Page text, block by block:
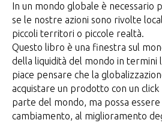
In un mondo globale è necessario
se le nostre azioni sono rivolte
piccoli territori o piccole realtà.
Questo libro è una finestra sul
della liquidità del mondo in termini
piace pensare che la
acquistare un prodotto con un
parte del mondo, ma possa
cambiamento, al miglioramento